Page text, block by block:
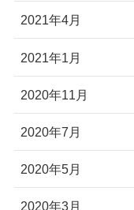
2021年4月
2021年1月
2020年11月
2020年7月
2020年5月
2020年3月